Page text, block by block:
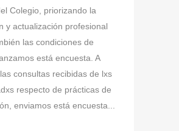
Colegio, priorizando la
y actualización profesional
las condiciones de
está encuesta. A
consultas recibidas de lxs
respecto de prácticas de
enviamos está encuesta...